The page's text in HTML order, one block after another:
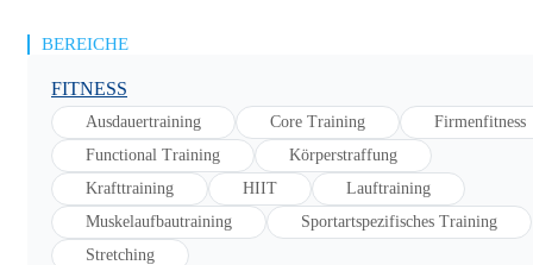
BEREICHE
FITNESS
Ausdauertraining Core Training
Firmenfitness
Functional Training
Körperstraffung
Krafttraining
HIIT
Lauftraining
Muskelaufbautraining
Sportartspezifisches Training
Stretching